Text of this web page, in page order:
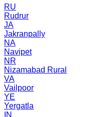
RU
Rudrur
JA
Jakranpally
NA
Navipet
NR
Nizamabad Rural
VA
Vailpoor
YE
Yergatla
IN